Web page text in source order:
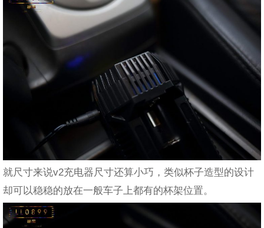
就尺寸来说v2充电器尺寸还算小巧，类似杯子造型的设计
却可以稳稳的放在一般车子上都有的杯架位置。